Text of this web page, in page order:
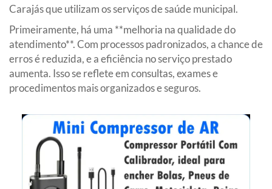
Carajás que utilizam os serviços de saúde municipal.
Primeiramente, há uma **melhoria na qualidade do
atendimento**. Com processos padronizados, a chance de
erros é reduzida, e a eficiência no serviço prestado
aumenta. Isso se reflete em consultas, exames e
procedimentos mais organizados e seguros.